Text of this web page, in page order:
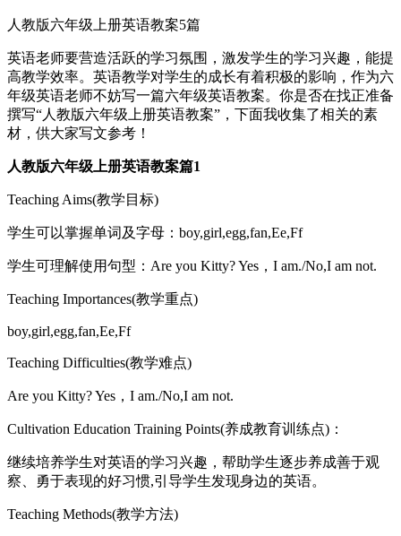
人教版六年级上册英语教案5篇
英语老师要营造活跃的学习氛围，激发学生的学习兴趣，能提
高教学效率。英语教学对学生的成长有着积极的影响，作为六
年级英语老师不妨写一篇六年级英语教案。你是否在找正准备
撰写“人教版六年级上册英语教案”，下面我收集了相关的素
材，供大家写文参考！
人教版六年级上册英语教案篇1
Teaching Aims(教学目标)
学生可以掌握单词及字母：boy,girl,egg,fan,Ee,Ff
学生可理解使用句型：Are you Kitty? Yes，I am./No,I am not.
Teaching Importances(教学重点)
boy,girl,egg,fan,Ee,Ff
Teaching Difficulties(教学难点)
Are you Kitty? Yes，I am./No,I am not.
Cultivation Education Training Points(养成教育训练点)：
继续培养学生对英语的学习兴趣，帮助学生逐步养成善于观
察、勇于表现的好习惯,引导学生发现身边的英语。
Teaching Methods(教学方法)